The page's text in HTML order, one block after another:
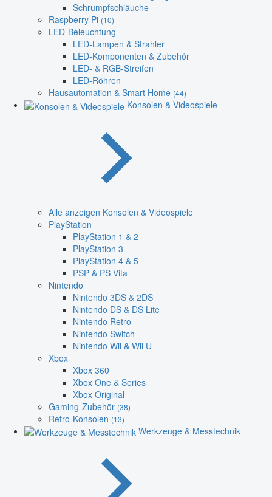
Schrumpfschläuche
Raspberry Pi (10)
LED-Beleuchtung
LED-Lampen & Strahler
LED-Komponenten & Zubehör
LED- & RGB-Streifen
LED-Röhren
Hausautomation & Smart Home (44)
Konsolen & Videospiele
Alle anzeigen Konsolen & Videospiele
PlayStation
PlayStation 1 & 2
PlayStation 3
PlayStation 4 & 5
PSP & PS Vita
Nintendo
Nintendo 3DS & 2DS
Nintendo DS & DS Lite
Nintendo Retro
Nintendo Switch
Nintendo Wii & Wii U
Xbox
Xbox 360
Xbox One & Series
Xbox Original
Gaming-Zubehör (38)
Retro-Konsolen (13)
Werkzeuge & Messtechnik